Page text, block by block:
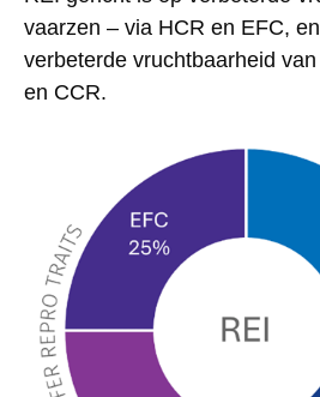
vaarzen – via HCR en EFC,
verbeterde vruchtbaarheid
en CCR.